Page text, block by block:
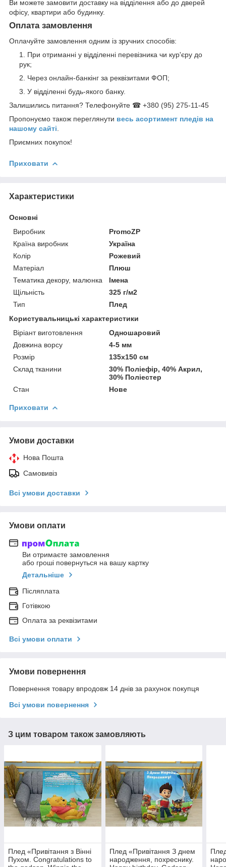
Ви можете замовити доставку на відділення або до дверей
офісу, квартири або будинку.
Оплата замовлення
Оплачуйте замовлення одним із зручних способів:
При отриманні у відділенні перевізника чи кур'єру до
рук;
Через онлайн-банкінг за реквізитами ФОП;
У відділенні будь-якого банку.
Залишились питання? Телефонуйте ☎ +380 (95) 275-11-45
Пропонуємо також переглянути весь асортимент пледів на
нашому сайті
Приємних покупок!
Приховати
Характеристики
Основні
Виробник
PromoZP
Країна виробник
Україна
Колір
Рожевий
Матеріал
Плюш
Тематика декору, малюнка
Імена
Щільність
325 г/м2
Тип
Плед
Користувальницькі характеристики
Віріант виготовлення
Одношаровий
Довжина ворсу
4-5 мм
Розмір
135х150 см
Склад тканини
30% Поліефір, 40% Акрил,
30% Поліестер
Стан
Нове
Приховати
Умови доставки
Нова Пошта
Самовивіз
Всі умови доставки
Умови оплати
Ви отримаєте замовлення
або гроші повернуться на вашу картку
Детальніше
Післяплата
Готівкою
Оплата за реквізитами
Всі умови оплати
Умови повернення
Повернення товару впродовж 14 днів за рахунок покупця
Всі умови повернення
З цим товаром також замовляють
Плед «Привітання з Вінні
Пухом. Congratulations to
Плед «Привітання З днем
народження, похреснику.